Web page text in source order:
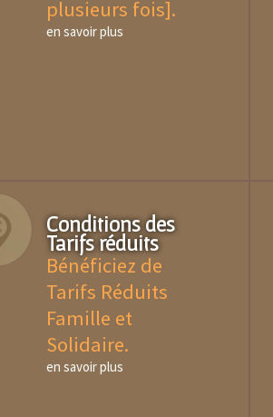
plusieurs fois].
en savoir plus
Conditions des
Tarifs réduits
Bénéficiez de
Tarifs Réduits
Famille et
Solidaire.
en savoir plus